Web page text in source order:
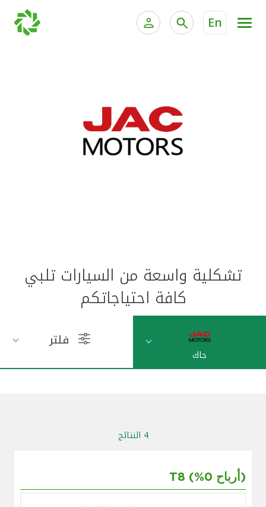
En
الخدمات المصرفية الإلكترونية للشركات
خدمة "بيتك" للتداول الإلكتروني
جميع السيارات
مواقع الفروع وأجهزة الصرف الآلي
مملكة البحرين
تشكلية واسعة من السيارات تلبي
كافة احتياجاتكم
جاك
فلتر
4 النتائج
T8 (%0 أرباح)